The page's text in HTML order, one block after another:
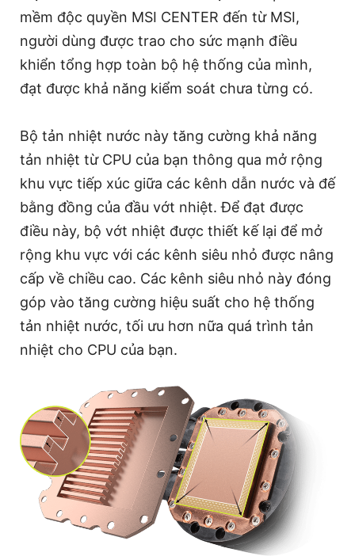
mềm độc quyền MSI CENTER đến từ MSI,
người dùng được trao cho sức mạnh điều
khiển tổng hợp toàn bộ hệ thống của mình,
đạt được khả năng kiểm soát chưa từng có.
Bộ tản nhiệt nước này tăng cường khả năng
tản nhiệt từ CPU của bạn thông qua mở rộng
khu vực tiếp xúc giữa các kênh dẫn nước và đế
bằng đồng của đầu vớt nhiệt. Để đạt được
điều này, bộ vớt nhiệt được thiết kế lại để mở
rộng khu vực với các kênh siêu nhỏ được nâng
cấp về chiều cao. Các kênh siêu nhỏ này đóng
góp vào tăng cường hiệu suất cho hệ thống
tản nhiệt nước, tối ưu hơn nữa quá trình tản
nhiệt cho CPU của bạn.